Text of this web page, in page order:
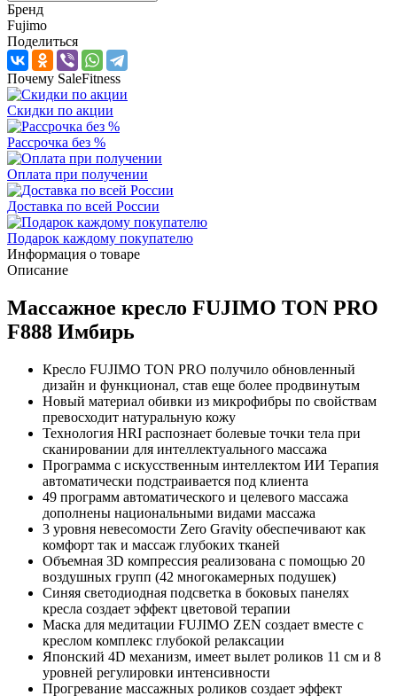
Бренд
Fujimo
Поделиться
Почему SaleFitness
Скидки по акции
Рассрочка без %
Оплата при получении
Доставка по всей России
Подарок каждому покупателю
Информация о товаре
Описание
Массажное кресло FUJIMO TON PRO
F888 Имбирь
Кресло FUJIMO TON PRO получило обновленный
дизайн и функционал, став еще более продвинутым
Новый материал обивки из микрофибры по свойствам
превосходит натуральную кожу
Технология HRI распознает болевые точки тела при
сканировании для интеллектуального массажа
Программа с искусственным интеллектом ИИ Терапия
автоматически подстраивается под клиента
49 программ автоматического и целевого массажа
дополнены национальными видами массажа
3 уровня невесомости Zero Gravity обеспечивают как
комфорт так и массаж глубоких тканей
Объемная 3D компрессия реализована с помощью 20
воздушных групп (42 многокамерных подушек)
Синяя светодиодная подсветка в боковых панелях
кресла создает эффект цветовой терапии
Маска для медитации FUJIMO ZEN создает вместе с
креслом комплекс глубокой релаксации
Японский 4D механизм, имеет вылет роликов 11 см и 8
уровней регулировки интенсивности
Прогревание массажных роликов создает эффект